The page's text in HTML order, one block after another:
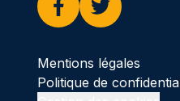
Facebook
Twitter
Mentions légales
Politique de